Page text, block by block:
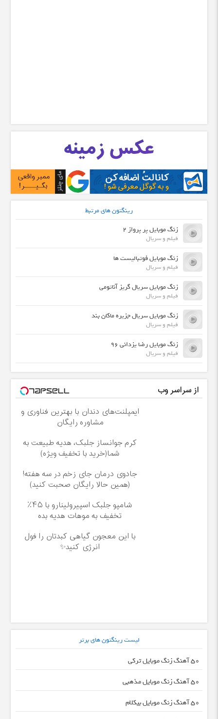
رینگتون های مرتبط
زنگ موبایل پر پرواز 2
فیلم و سریال
زنگ موبایل فوتبالیست ها
فیلم و سریال
زنگ موبایل سریال گریز آناتومی
فیلم و سریال
زنگ موبایل سریال جزیره ماکان بند
فیلم و سریال
زنگ موبایل رضا یزدانی 96
فیلم و سریال
از سراسر وب
ایمپلنت‌های دندان با بهترین فناوری و
مشاوره رایگان
کرم جوانساز جلبک، هدیه طبیعت به
شما(خرید با تخفیف ویژه)
جادوی درمان جای زخم در سه هفته!
(همین حالا رایگان صحبت کنید)
شامپو جلبک اسپیرولینارو با ۴۵٪
تخفیف به موهات هدیه بده
با این معجون گیاهی کبدتان را فول
انرژی کنید✨
لیست رینگتون های برتر
50 آهنگ زنگ موبایل ترکی
50 آهنگ زنگ موبایل مذهبی
50 آهنگ زنگ موبایل بیکلام